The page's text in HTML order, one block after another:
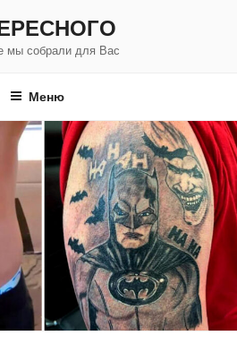
мы собрали для Вас
Меню